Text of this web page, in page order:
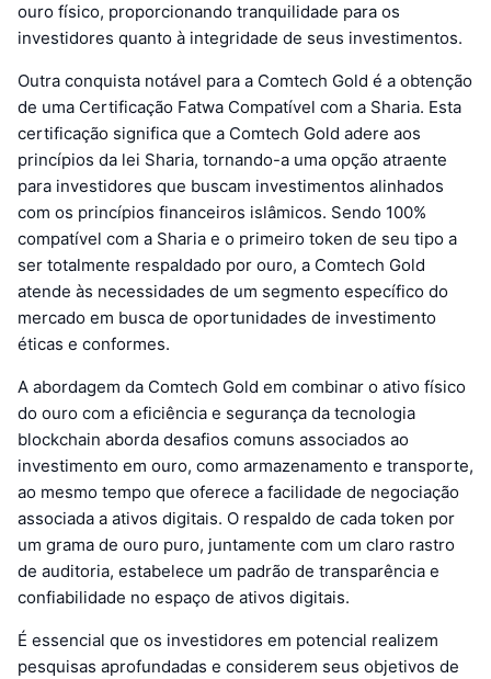
ouro físico, proporcionando tranquilidade para os
investidores quanto à integridade de seus investimentos.
Outra conquista notável para a Comtech Gold é a obtenção
de uma Certificação Fatwa Compatível com a Sharia. Esta
certificação significa que a Comtech Gold adere aos
princípios da lei Sharia, tornando-a uma opção atraente
para investidores que buscam investimentos alinhados
com os princípios financeiros islâmicos. Sendo 100%
compatível com a Sharia e o primeiro token de seu tipo a
ser totalmente respaldado por ouro, a Comtech Gold
atende às necessidades de um segmento específico do
mercado em busca de oportunidades de investimento
éticas e conformes.
A abordagem da Comtech Gold em combinar o ativo físico
do ouro com a eficiência e segurança da tecnologia
blockchain aborda desafios comuns associados ao
investimento em ouro, como armazenamento e transporte,
ao mesmo tempo que oferece a facilidade de negociação
associada a ativos digitais. O respaldo de cada token por
um grama de ouro puro, juntamente com um claro rastro
de auditoria, estabelece um padrão de transparência e
confiabilidade no espaço de ativos digitais.
É essencial que os investidores em potencial realizem
pesquisas aprofundadas e considerem seus objetivos de